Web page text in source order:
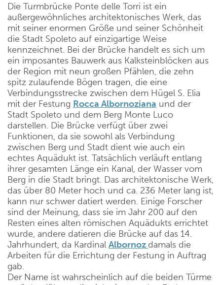
Die Turmbrücke Ponte delle Torri ist ein
außergewöhnliches architektonisches Werk, das
mit seiner enormen Größe und seiner Schönheit
die Stadt Spoleto auf einzigartige Weise
kennzeichnet. Bei der Brücke handelt es sich um
ein imposantes Bauwerk aus Kalksteinblöcken aus
der Region mit neun großen Pfählen, die zehn
spitz zulaufende Bögen tragen, die eine
Verbindungsstrecke zwischen dem Hügel S. Elia
mit der Festung Rocca Albornoziana und der
Stadt Spoleto und dem Berg Monte Luco
darstellen. Die Brücke verfügt über zwei
Funktionen, da sie sowohl als Verbindung
zwischen Berg und Stadt dient wie auch ein
echtes Aquädukt ist. Tatsächlich verläuft entlang
ihrer gesamten Länge ein Kanal, der Wasser vom
Berg in die Stadt bringt. Das architektonische Werk,
das über 80 Meter hoch und ca. 236 Meter lang ist,
kann nur schwer datiert werden. Einige Forscher
sind der Meinung, dass sie im Jahr 200 auf den
Resten eines alten römischen Aquädukts errichtet
wurde, andere datieren die Brücke auf das 14.
Jahrhundert, da Kardinal Albornoz damals die
Arbeiten für die Errichtung der Festung in Auftrag
gab.
Der Name ist wahrscheinlich auf die beiden Türme